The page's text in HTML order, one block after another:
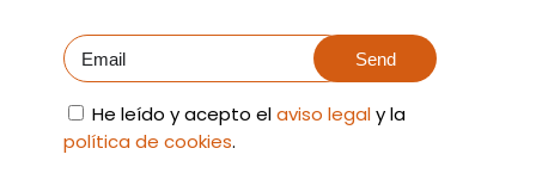
He leído y acepto elaviso legaly la
política de cookies.
Send